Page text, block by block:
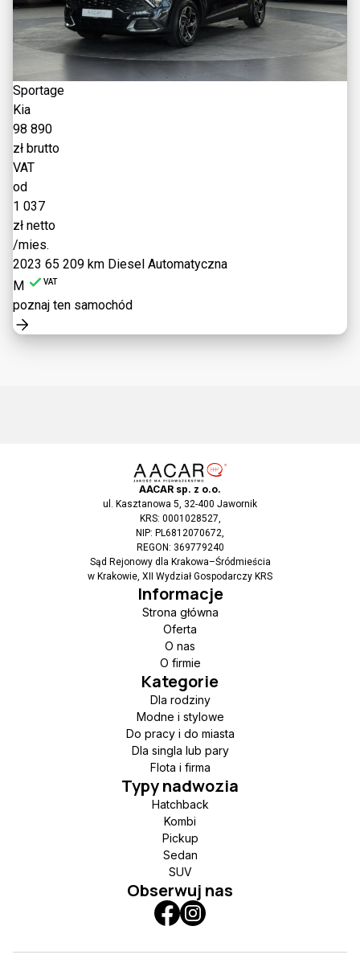
Sportage
Kia
98 890
zł brutto
VAT
od
1 037
zł netto
/mies.
2023 65 209 km Diesel Automatyczna
M
VAT
poznaj ten samochód
AACAR sp. z o.o.
ul. Kasztanowa 5, 32-400 Jawornik
KRS: 0001028527,
NIP: PL6812070672,
REGON: 369779240
Sąd Rejonowy dla Krakowa–Śródmieścia
w Krakowie, XII Wydział Gospodarczy KRS
Informacje
Strona główna
Oferta
O nas
O firmie
Kategorie
Dla rodziny
Modne i stylowe
Do pracy i do miasta
Dla singla lub pary
Flota i firma
Typy nadwozia
Hatchback
Kombi
Pickup
Sedan
SUV
Obserwuj nas